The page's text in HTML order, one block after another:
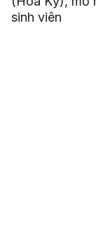
sinh viên